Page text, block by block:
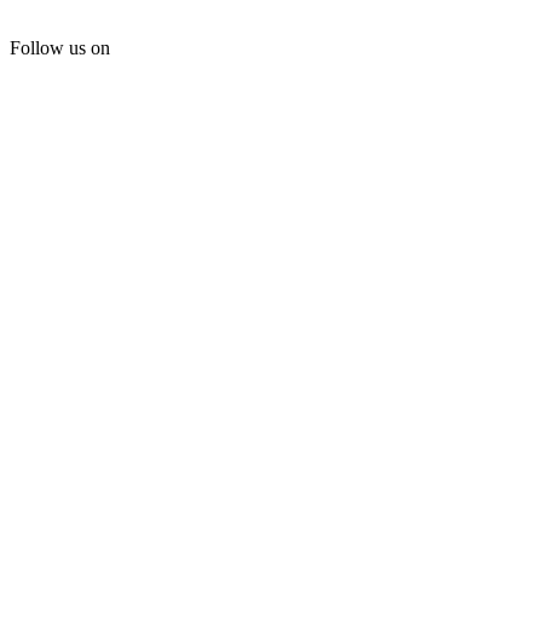
Follow us on